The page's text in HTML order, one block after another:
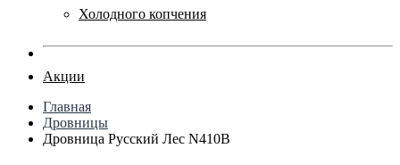
Холодного копчения
Акции
Главная
Дровницы
Дровница Русский Лес N410B